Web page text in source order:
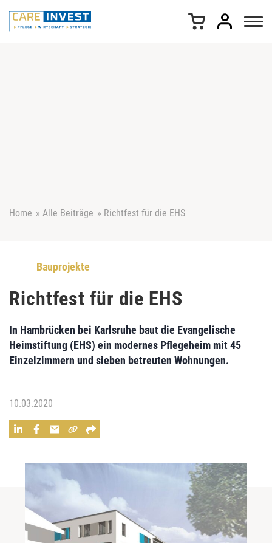
Home » Alle Beiträge » Richtfest für die EHS
Bauprojekte
Richtfest für die EHS
In Hambrücken bei Karlsruhe baut die Evangelische
Heimstiftung (EHS) ein modernes Pflegeheim mit 45
Einzelzimmern und sieben betreuten Wohnungen.
10.03.2020